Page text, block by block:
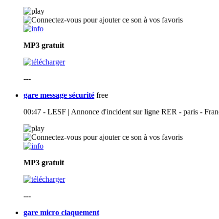
MP3 gratuit
---
gare message sécurité free
00:47 - LESF | Annonce d'incident sur ligne RER - paris -
MP3 gratuit
---
gare micro claquement